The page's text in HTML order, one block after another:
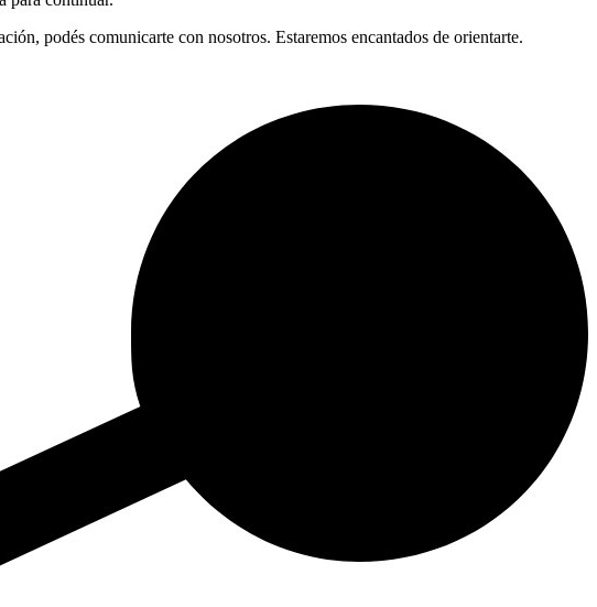
podés comunicarte con nosotros. Estaremos encantados de orientarte.